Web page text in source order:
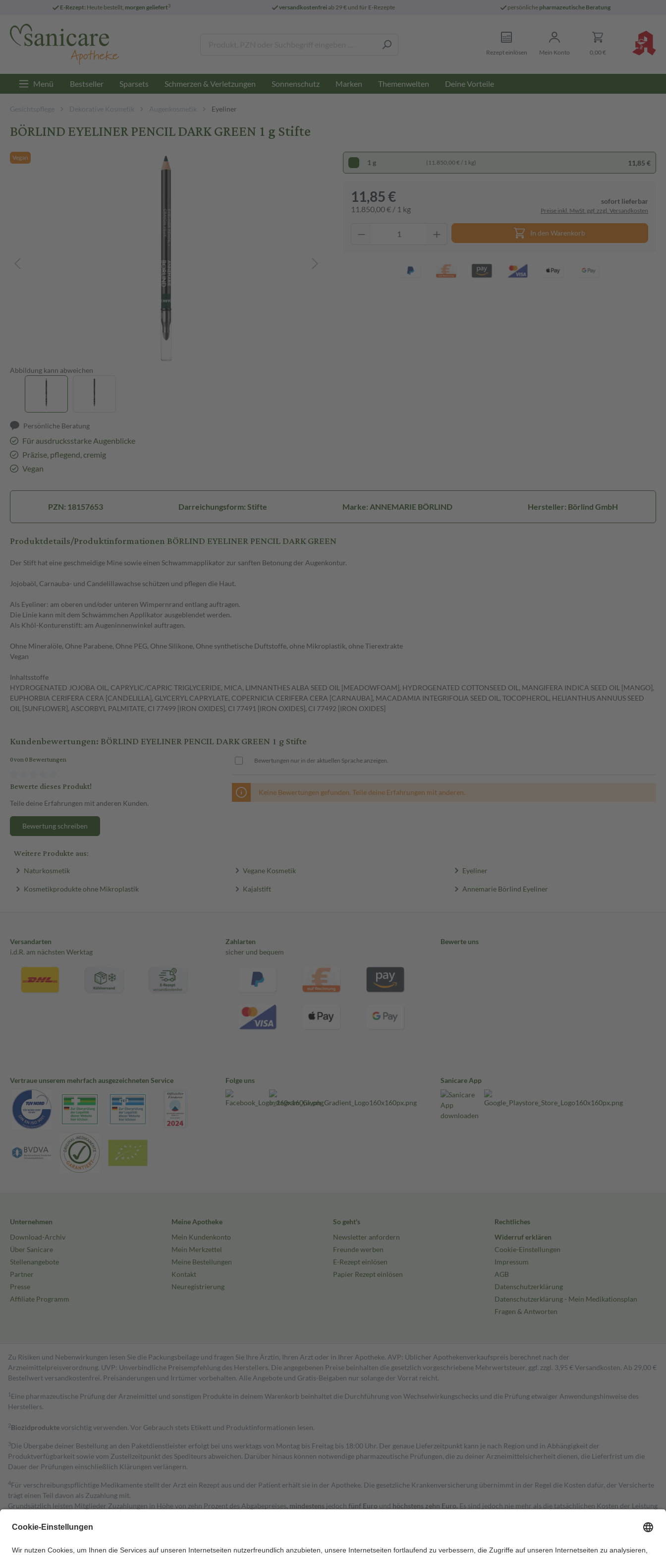
E-Rezept: Heute bestellt, morgen geliefert3 versandkostenfreiab 29 € und für E-Rezepte persönliche pharmazeutische Beratung
Rezept einlösen Mein Konto 0,00 €
Menü Bestseller Sparsets Schmerzen & Verletzungen Sonnenschutz Marken Themenwelten Deine Vorteile
Gesichtspflege Dekorative Kosmetik Augenkosmetik Eyeliner
BÖRLIND EYELINER PENCIL DARK GREEN 1 g Stifte
Vegan
Abbildung kann abweichen
Persönliche Beratung
Für ausdrucksstarke Augenblicke
Präzise, pflegend, cremig
Vegan
1 g (11.850,00 € / 1 kg) 11,85 €
11,85 €
11.850,00 € / 1 kg
sofort lieferbar
Preise inkl. MwSt. ggf. zzgl. Versandkosten
In den Warenkorb
PZN: 18157653 Darreichungsform: Stifte Marke: ANNEMARIE BÖRLIND Hersteller: Börlind GmbH
Produktdetails/Produktinformationen BÖRLIND EYELINER PENCIL DARK GREEN
Der Stift hat eine geschmeidige Mine sowie einen Schwammapplikator zur sanften Betonung der Augenkontur.
Jojobaöl, Carnauba- und Candelillawachse schützen und pflegen die Haut.
Als Eyeliner: am oberen und/oder unteren Wimpernrand entlang auftragen.
Die Linie kann mit dem Schwämmchen Applikator ausgeblendet werden.
Als Khôl-Konturenstift: am Augeninnenwinkel auftragen.
Ohne Mineralöle, Ohne Parabene, Ohne PEG, Ohne Silikone, Ohne synthetische Duftstoffe, ohne Mikroplastik, ohne Tierextrakte
Vegan
Inhaltsstoffe
HYDROGENATED JOJOBA OIL, CAPRYLIC/CAPRIC TRIGLYCERIDE, MICA, LIMNANTHES ALBA SEED OIL [MEADOWFOAM], HYDROGENATED COTTONSEED OIL, MANGIFERA INDICA SEED OIL [MANGO],
EUPHORBIA CERIFERA CERA [CANDELILLA], GLYCERYL CAPRYLATE, COPERNICIA CERIFERA CERA [CARNAUBA], MACADAMIA INTEGRIFOLIA SEED OIL, TOCOPHEROL, HELIANTHUS ANNUUS SEED
OIL [SUNFLOWER], ASCORBYL PALMITATE, CI 77499 [IRON OXIDES], CI 77491 [IRON OXIDES], CI 77492 [IRON OXIDES]
Kundenbewertungen: BÖRLIND EYELINER PENCIL DARK GREEN 1 g Stifte
0 von 0 Bewertungen
Bewerte dieses Produkt!
Teile deine Erfahrungen mit anderen Kunden.
Bewertung schreiben
Bewertungen nur in der aktuellen Sprache anzeigen.
Keine Bewertungen gefunden. Teile deine Erfahrungen mit anderen.
Weitere Produkte aus:
Naturkosmetik Vegane Kosmetik Eyeliner
Kosmetikprodukte ohne Mikroplastik Kajalstift Annemarie Börlind Eyeliner
Versandarten
i.d.R. am nächsten Werktag
Zahlarten
sicher und bequem
Bewerte uns
Vertraue unserem mehrfach ausgezeichneten Service Folge uns Sanicare App
Unternehmen
Download-Archiv
Über Sanicare
Stellenangebote
Partner
Presse
Affiliate Programm
Meine Apotheke
Mein Kundenkonto
Mein Merkzettel
Meine Bestellungen
Kontakt
Neuregistrierung
So geht's
Newsletter anfordern
Freunde werben
E-Rezept einlösen
Papier Rezept einlösen
Rechtliches
Widerruf erklären
Cookie-Einstellungen
Impressum
AGB
Datenschutzerklärung
Datenschutzerklärung - Mein Medikationsplan
Fragen & Antworten
Zu Risiken und Nebenwirkungen lesen Sie die Packungsbeilage und fragen Sie Ihre Ärztin, Ihren Arzt oder in Ihrer Apotheke. AVP: Üblicher Apothekenverkaufspreis berechnet nach der
Arzneimittelpreisverordnung. UVP: Unverbindliche Preisempfehlung des Herstellers. Die angegebenen Preise beinhalten die gesetzlich vorgeschriebene Mehrwertsteuer, ggf. zzgl. 3,95 € Versandkosten. Ab 29,00 €
Bestell­wert versand­kosten­frei. Preisänderungen und Irrtümer vorbehalten. Alle Angebote und Gratis-Beigaben nur solange der Vorrat reicht.
1 Eine pharmazeutische Prüfung der Arzneimittel und sonstigen Produkte in deinem Warenkorb beinhaltet die Durchführung von Wechselwirkungschecks und die Prüfung etwaiger Anwendungshinweise des
Herstellers.
2Biozidproduktevorsichtig verwenden. Vor Gebrauch stets Etikett und Produktinformationen lesen.
3Die Übergabe deiner Bestellung an den Paketdienstleister erfolgt bei uns werktags von Montag bis Freitag bis 18:00 Uhr. Der genaue Lieferzeitpunkt kann je nach Region und in Abhängigkeit der
Produktverfügbarkeit sowie vom Zustellzeitpunkt des Spediteurs abweichen. Darüber hinaus können notwendige pharmazeutische Prüfungen, die zu deiner Arzneimittelsicherheit dienen, die Lieferfrist um die
Dauer der Prüfungen einschließlich Klärungen verlängern.
4Für verschreibungspflichtige Medikamente stellt der Arzt ein Rezept aus und der Patient erhält sie in der Apotheke. Die gesetzliche Krankenversicherung übernimmt in der Regel die Kosten dafür, der Versicherte
trägt einen Teil davon als Zuzahlung mit.
Grundsätzlich leisten Mitglieder Zuzahlungen in Höhe von zehn Prozent des Abgabepreises, mindestens jedoch fünf Euro und höchstens zehn Euro. Es sind jedoch nie mehr als die tatsächlichen Kosten der Leistung
Diese Regeln gelten grundsätzlich auch für Online-Apotheken.
Um das Engagement der Versicherten für ihre eigene Gesundheit zu stärken und die besondere Stellung der Familie zu unterstützen, fallenkeine Zuzahlungen an bei: